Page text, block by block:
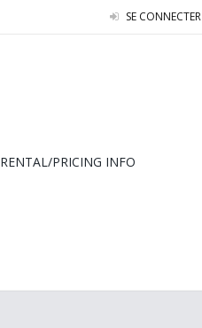
SE CONNECTER
RENTAL/PRICING INFO